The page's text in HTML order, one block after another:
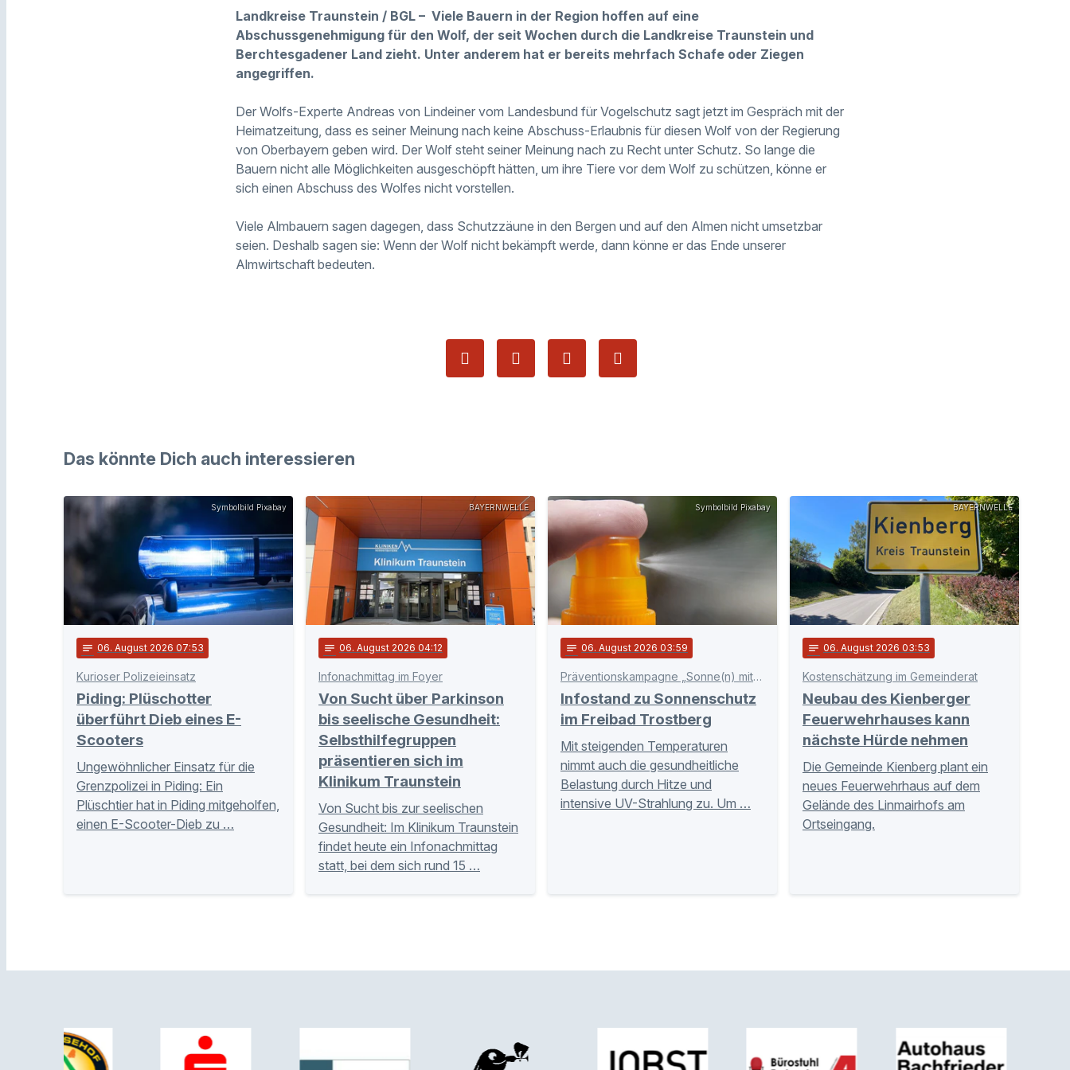
Landkreise Traunstein / BGL – Viele Bauern in der Region hoffen auf eine
Abschussgenehmigung für den Wolf, der seit Wochen durch die Landkreise Traunstein und
Berchtesgadener Land zieht. Unter anderem hat er bereits mehrfach Schafe oder Ziegen
angegriffen.
Der Wolfs-Experte Andreas von Lindeiner vom Landesbund für Vogelschutz sagt jetzt im Gespräch mit der
Heimatzeitung, dass es seiner Meinung nach keine Abschuss-Erlaubnis für diesen Wolf von der Regierung
von Oberbayern geben wird. Der Wolf steht seiner Meinung nach zu Recht unter Schutz. So lange die
Bauern nicht alle Möglichkeiten ausgeschöpft hätten, um ihre Tiere vor dem Wolf zu schützen, könne er
sich einen Abschuss des Wolfes nicht vorstellen.
Viele Almbauern sagen dagegen, dass Schutzzäune in den Bergen und auf den Almen nicht umsetzbar
seien. Deshalb sagen sie: Wenn der Wolf nicht bekämpft werde, dann könne er das Ende unserer
Almwirtschaft bedeuten.
Das könnte Dich auch interessieren
Symbolbild Pixabay
notes 06. August 2026 07:53
Kurioser Polizeieinsatz
Piding: Plüschotter
überführt Dieb eines E-
Scooters
Ungewöhnlicher Einsatz für die
Grenzpolizei in Piding: Ein
Plüschtier hat in Piding mitgeholfen,
einen E-Scooter-Dieb zu …
BAYERNWELLE
notes 06. August 2026 04:12
Infonachmittag im Foyer
Von Sucht über Parkinson
bis seelische Gesundheit:
Selbsthilfegruppen
präsentieren sich im
Klinikum Traunstein
Von Sucht bis zur seelischen
Gesundheit: Im Klinikum Traunstein
findet heute ein Infonachmittag
statt, bei dem sich rund 15 …
Symbolbild Pixabay
notes 06. August 2026 03:59
Präventionskampagne „Sonne(n) mit Verstand“
Infostand zu Sonnenschutz
im Freibad Trostberg
Mit steigenden Temperaturen
nimmt auch die gesundheitliche
Belastung durch Hitze und
intensive UV-Strahlung zu. Um …
BAYERNWELLE
notes 06. August 2026 03:53
Kostenschätzung im Gemeinderat
Neubau des Kienberger
Feuerwehrhauses kann
nächste Hürde nehmen
Die Gemeinde Kienberg plant ein
neues Feuerwehrhaus auf dem
Gelände des Linmairhofs am
Ortseingang.